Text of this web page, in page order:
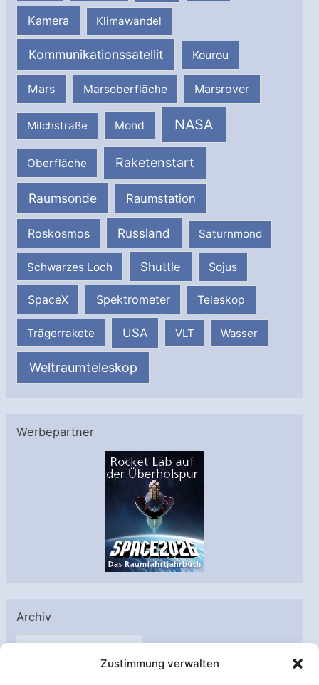
Zustimmung verwalten
Kamera Klimawandel
Kommunikationssatellit Kourou
Mars Marsoberfläche Marsrover
Milchstraße Mond NASA
Oberfläche Raketenstart
Raumsonde Raumstation
Roskosmos Russland Saturnmond
Schwarzes Loch Shuttle Sojus
SpaceX Spektrometer Teleskop
Trägerrakete USA VLT Wasser
Weltraumteleskop
Werbepartner
Archiv
A